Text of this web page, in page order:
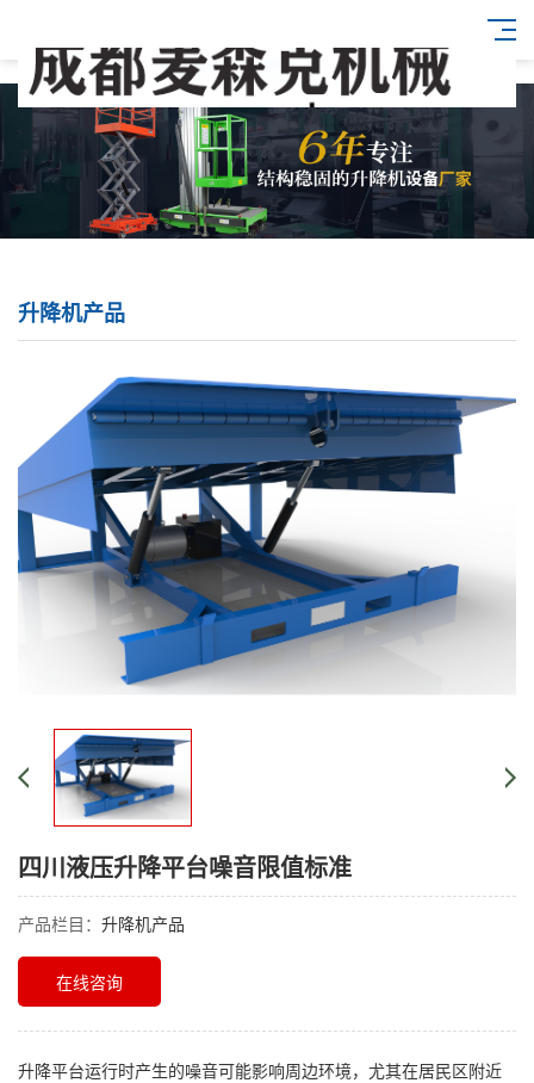
升降机产品
四川液压升降平台噪音限值标准
产品栏目： 升降机产品
在线咨询
升降平台运行时产生的噪音可能影响周边环境，尤其在居民区附近